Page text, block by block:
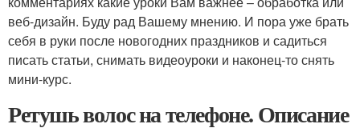
веб-дизайн. Буду рад Вашему мнению. И пора уже брать
себя в руки после новогодних праздников и садиться
писать статьи, снимать видеоуроки и наконец-то снять
мини-курс.
Ретушь волос на телефоне. Описание